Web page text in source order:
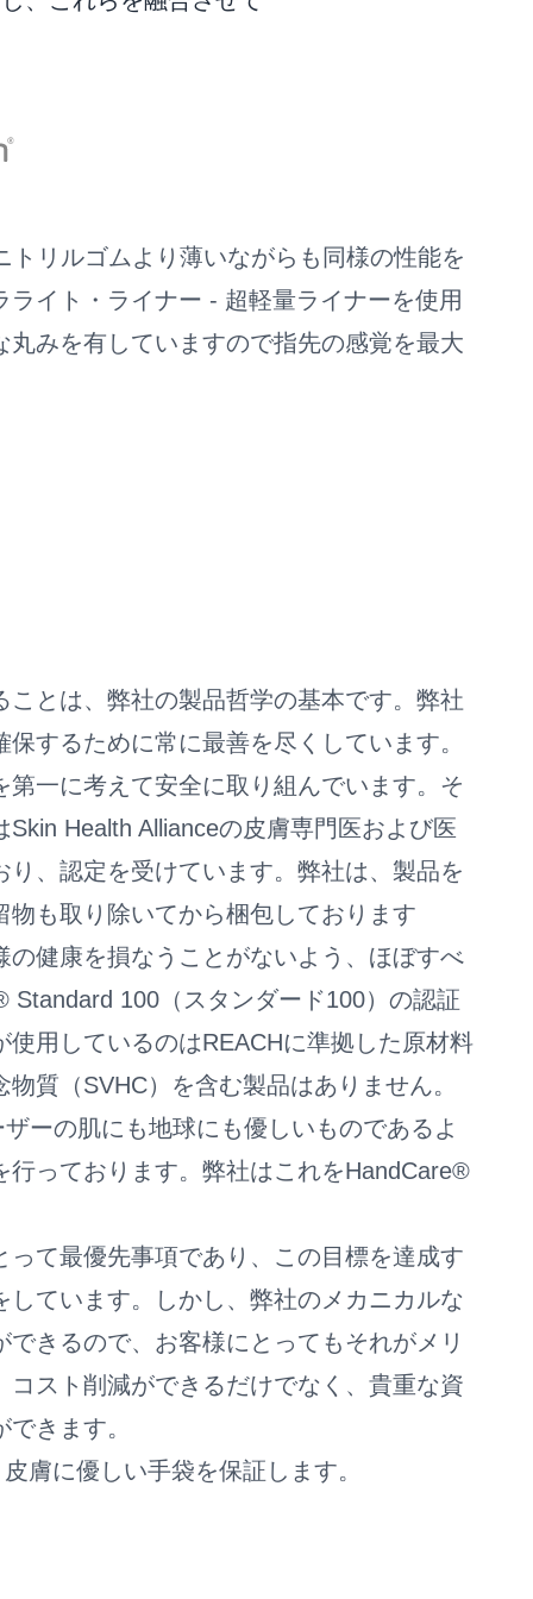
トリルゴムより薄いながらも同様の性能を
ライト・ライナー - 超軽量ライナーを使用
丸みを有していますので指先の感覚を最大
ことは、弊社の製品哲学の基本です。弊社
するために常に最善を尽くしています。
第一に考えて安全に取り組んでいます。そ
Health Allianceの皮膚専門医および医
り、認定を受けています。弊社は、製品を
物も取り除いてから梱包しております
の健康を損なうことがないよう、ほぼすべ
Standard 100（スタンダード100）の認証
使用しているのはREACHに準拠した原材料
質（SVHC）を含む製品はありません。
ーの肌にも地球にも優しいものであるよ
行っております。弊社はこれをHandCare®
って最優先事項であり、この目標を達成す
しています。しかし、弊社のメカニカルな
きるので、お客様にとってもそれがメリ
コスト削減ができるだけでなく、貴重な資
きます。
膚に優しい手袋を保証します。